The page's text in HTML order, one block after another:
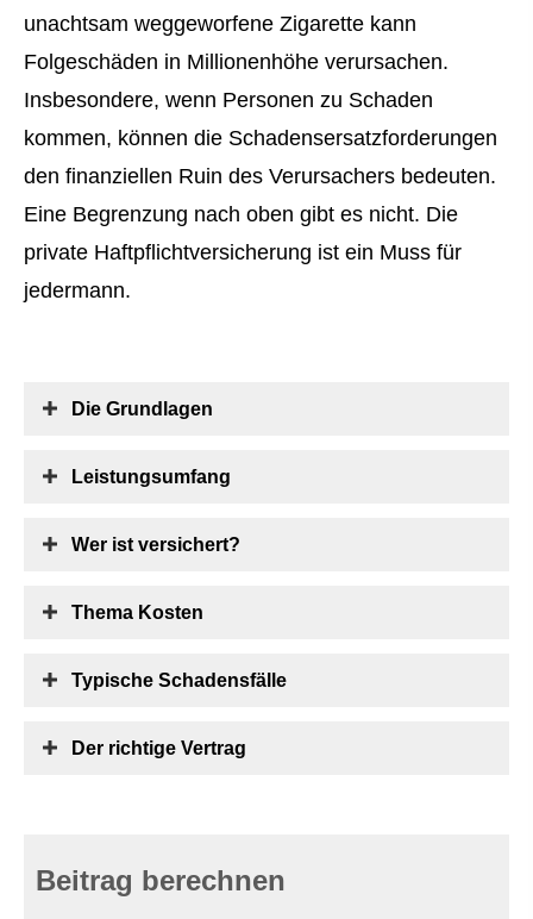
unachtsam weggeworfene Zigarette kann
Folgeschäden in Millionenhöhe verursachen.
Insbesondere, wenn Per­sonen zu Schaden
kommen, können die Schadensersatzforderungen
den finanziellen Ruin des Verursachers bedeuten.
Eine Begrenzung nach oben gibt es nicht. Die
private Haft­pflichtversicherung ist ein Muss für
jedermann.
Die Grundlagen
Leistungsumfang
Wer ist versichert?
Thema Kosten
Typische Schadensfälle
Der richtige Vertrag
Beitrag berechnen